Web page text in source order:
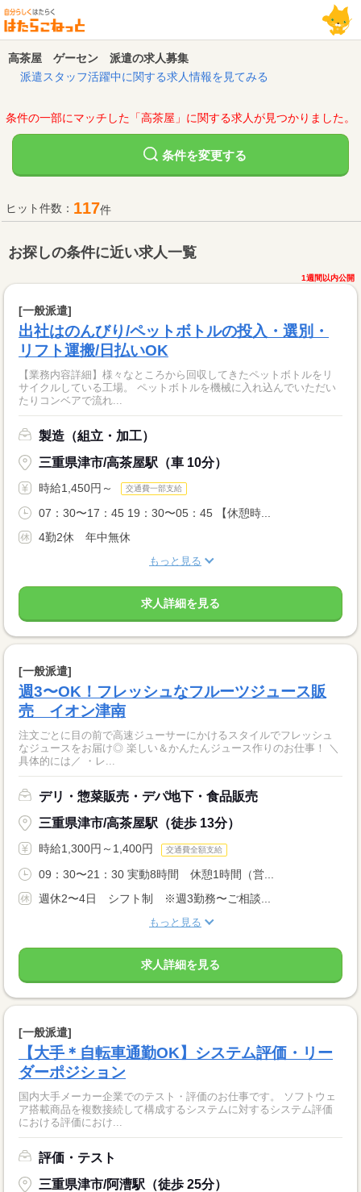
高茶屋 ゲーセン 派遣の求人募集
派遣スタッフ活躍中に関する求人情報を見てみる
条件の一部にマッチした「高茶屋」に関する求人が見つかりました。
条件を変更する
ヒット件数： 117件
お探しの条件に近い求人一覧
1週間以内公開
[一般派遣]
出社はのんびり/ペットボトルの投入・選別・
リフト運搬/日払いOK
【業務内容詳細】様々なところから回収してきたペットボトルをリ
サイクルしている工場。 ペットボトルを機械に入れ込んでいただい
たりコンベアで流れ...
製造（組立・加工）
三重県津市/高茶屋駅（車 10分）
時給1,450円～ 交通費一部支給
07：30〜17：45 19：30〜05：45 【休憩時...
4勤2休 年中無休
もっと見る
求人詳細を見る
[一般派遣]
週3〜OK！フレッシュなフルーツジュース販
売 イオン津南
注文ごとに目の前で高速ジューサーにかけるスタイルでフレッシュ
なジュースをお届け◎ 楽しい＆かんたんジュース作りのお仕事！ ＼
具体的には／ ・レ...
デリ・惣菜販売・デパ地下・食品販売
三重県津市/高茶屋駅（徒歩 13分）
時給1,300円～1,400円 交通費全額支給
09：30〜21：30 実動8時間 休憩1時間（営...
週休2〜4日 シフト制 ※週3勤務〜ご相談...
もっと見る
求人詳細を見る
[一般派遣]
【大手＊自転車通勤OK】システム評価・リー
ダーポジション
国内大手メーカー企業でのテスト・評価のお仕事です。 ソフトウェ
ア搭載商品を複数接続して構成するシステムに対するシステム評価
における評価におけ...
評価・テスト
三重県津市/阿漕駅（徒歩 25分）